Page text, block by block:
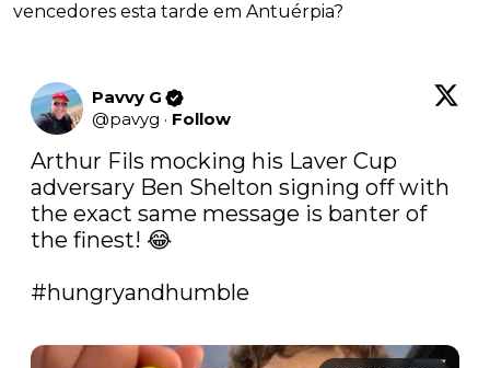
vencedores esta tarde em Antuérpia?
Pavvy G
@pavyg · Follow
Arthur Fils mocking his Laver Cup
adversary Ben Shelton signing off with
the exact same message is banter of
the finest! 😂
#hungryandhumble